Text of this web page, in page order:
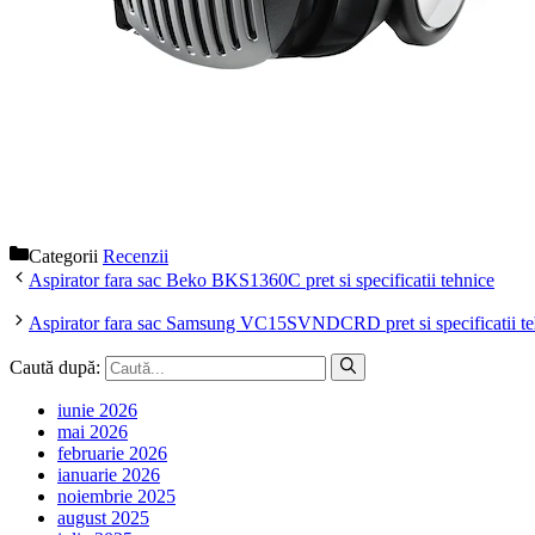
Categorii Recenzii
Aspirator fara sac Beko BKS1360C pret si specificatii tehnice
Aspirator fara sac Samsung VC15SVNDCRD pret si specificatii
Caută după:
iunie 2026
mai 2026
februarie 2026
ianuarie 2026
noiembrie 2025
august 2025